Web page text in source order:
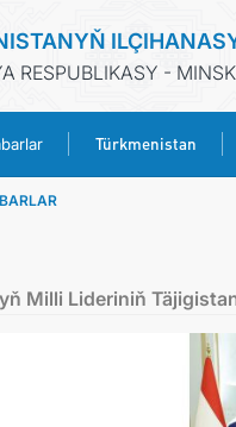
RESPUBLIKASY - MINSK
Türkmenistan
Milli Lideriniň